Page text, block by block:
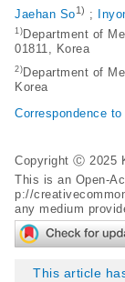
Jaehan So1) ;
1) Department of
01811, Korea
2) Department of
Korea
Correspondence to
Copyright Ⓒ 2025
This is an Open-
p://
any medium
This article